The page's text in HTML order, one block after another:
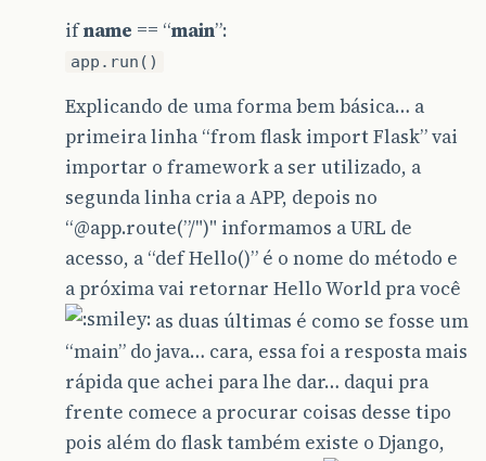
ifname == “main”:
app.run()
Explicando de uma forma bem básica… a
primeira linha “from flask import Flask” vai
importar o framework a ser utilizado, a
segunda linha cria a APP, depois no
“@app.route(”/")" informamos a URL de
acesso, a “def Hello()” é o nome do método e
a próxima vai retornar Hello World pra você
as duas últimas é como se fosse um
“main” do java… cara, essa foi a resposta mais
rápida que achei para lhe dar… daqui pra
frente comece a procurar coisas desse tipo
pois além do flask também existe o Django,